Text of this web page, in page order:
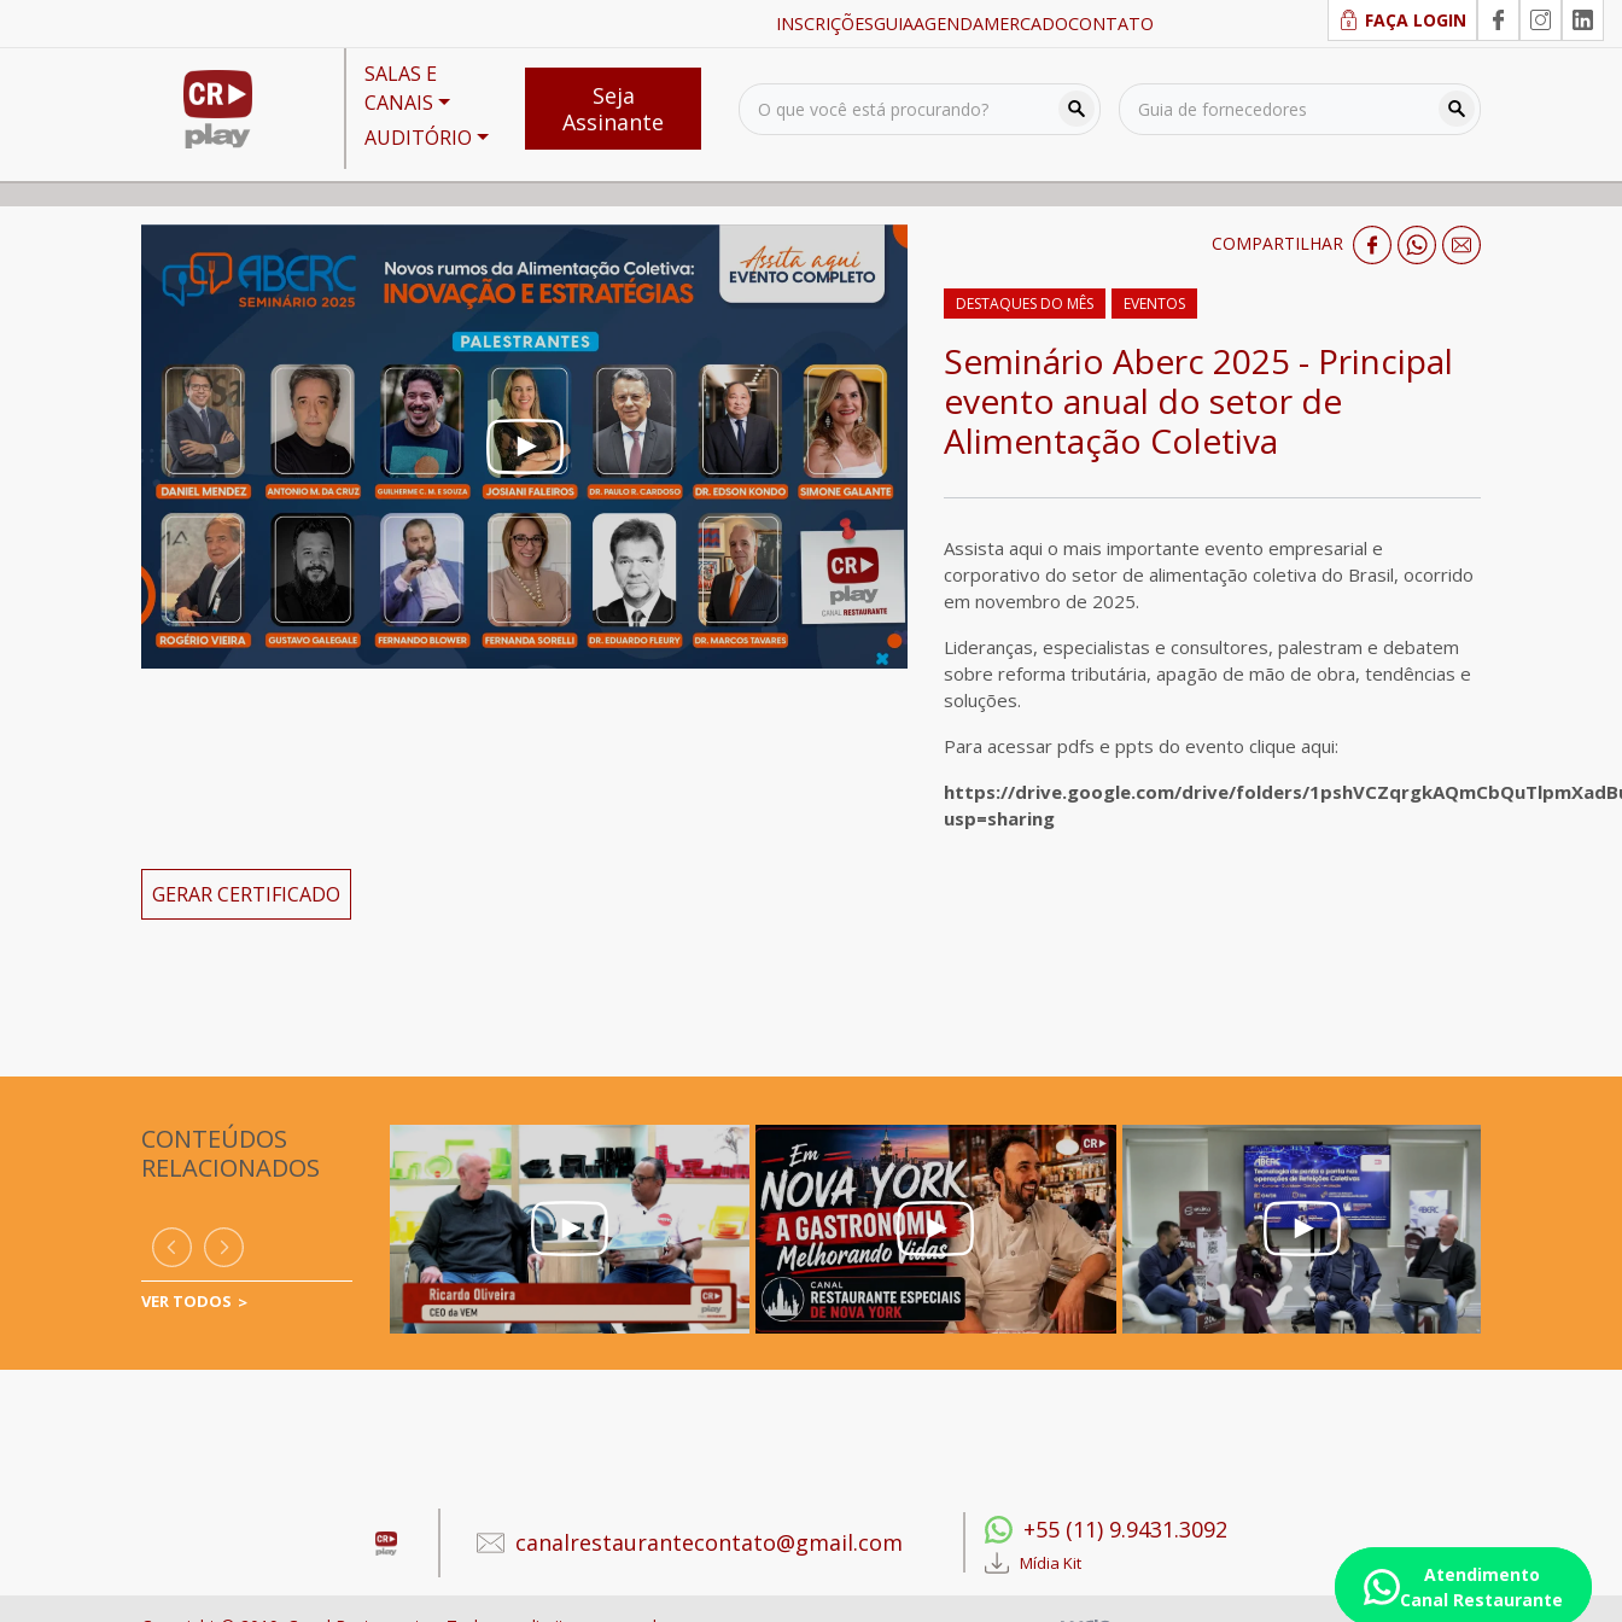
INSCRIÇÕESGUIAAGENDAMERCADOCONTATO FAÇA LOGIN
SALAS E
CANAIS
AUDITÓRIO
Seja
Assinante
Atendimento
Canal Restaurante
COMPARTILHAR
DESTAQUES DO MÊS EVENTOS
Seminário Aberc 2025 - Principal
evento anual do setor de
Alimentação Coletiva
Assista aqui o mais importante evento empresarial e
corporativo do setor de alimentação coletiva do Brasil, ocorrido
em novembro de 2025.
Lideranças, especialistas e consultores, palestram e debatem
sobre reforma tributária, apagão de mão de obra, tendências e
soluções.
Para acessar pdfs e ppts do evento clique aqui:
https://drive.google.com/drive/folders/
usp=sharing
GERAR CERTIFICADO
CONTEÚDOS
RELACIONADOS
VER TODOS
canalrestaurantecontato@gmail.com +55 (11) 9.9431.3092
Mídia Kit